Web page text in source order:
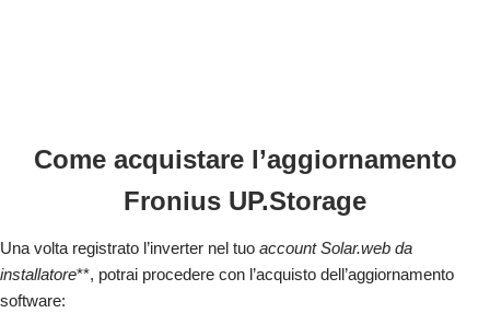
Come acquistare l’aggiornamento
Fronius UP.Storage
Una volta registrato l’inverter nel tuo account Solar.web da
installatore**, potrai procedere con l’acquisto dell’aggiornamento
software: